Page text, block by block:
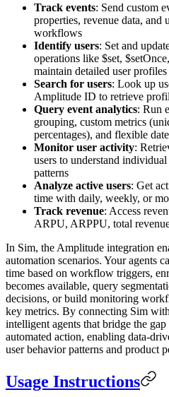
Track events: Send custom
properties, revenue data,
workflows
Identify users: Set and
operations like $set,
maintain detailed user profiles
Search for users: Look up
Amplitude ID to retrieve
Query event analytics: Run
grouping, custom metrics
percentages), and flexible
Monitor user activity:
users to understand
patterns
Analyze active users: Get
time with daily, weekly, or
Track revenue: Access
ARPU, ARPPU, total
In Sim, the Amplitude integration
automation scenarios. Your agents
time based on workflow triggers,
becomes available, query
decisions, or build monitoring
key metrics. By connecting Sim
intelligent agents that bridge the
automated action, enabling data-
user behavior patterns and product
Usage Instructions